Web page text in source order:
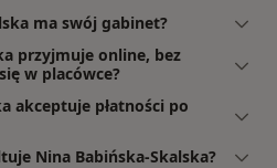
ma swój gabinet?
przyjmuje online, bez
w placówce?
akceptuje płatności po
Nina Babińska-Skalska?